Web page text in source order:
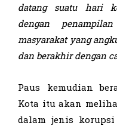
datang suatu hari
dengan
masyarakat yang
dan berakhir dengan
Paus kemudian
Kota itu akan
dalam jenis